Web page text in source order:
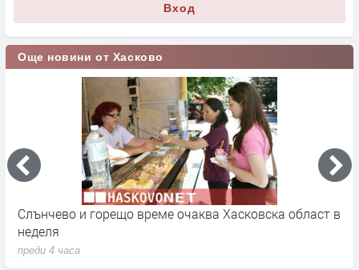
Вход
Още новини от Хасково
Слънчево и горещо време очаква Хасковска област в
неделя
преди 4 часа